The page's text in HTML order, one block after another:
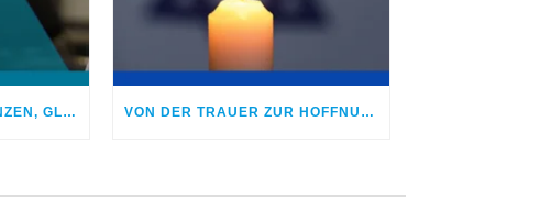
GOLDMEDAILLEN, GRENZEN, GLAUBE – WAS IM LEBEN WIRKLICH ZÄHLT VON DER TRAUER ZUR HOFFNUNG